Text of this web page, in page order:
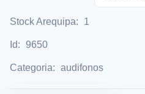
Stock Arequipa: 1
Id: 9650
Categoria: audifonos